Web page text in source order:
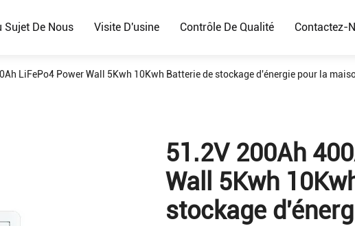
Sujet De Nous Visite D'usine Contrôle De Qualité Contactez-
LiFePo4 Power Wall 5Kwh 10Kwh Batterie de stockage d'énergie pour la
51.2V 200Ah
Wall 5Kwh
stockage